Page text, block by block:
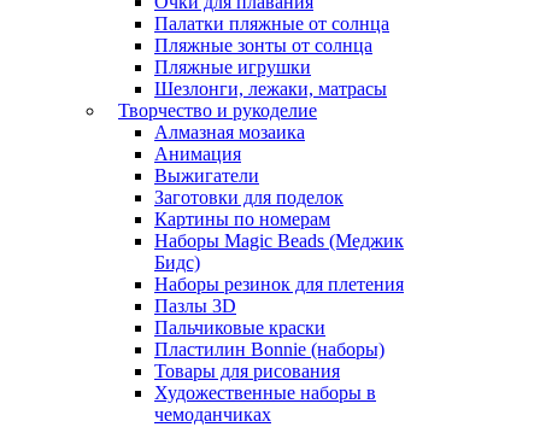
Палатки пляжные от солнца
Пляжные зонты от солнца
Пляжные игрушки
Шезлонги, лежаки, матрасы
Творчество и рукоделие
Алмазная мозаика
Анимация
Выжигатели
Заготовки для поделок
Картины по номерам
Наборы Magic Beads (Меджик
Бидс)
Наборы резинок для плетения
Пазлы 3D
Пальчиковые краски
Пластилин Bonnie (наборы)
Товары для рисования
Художественные наборы в
чемоданчиках